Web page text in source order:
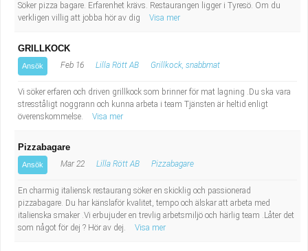
Lärare i gymnasiet
Söker pizza bagare. Erfarenhet krävs. Restaurangen ligger i Tyresö. Om du
verkligen villig att jobba hör av dig
Visa mer
GRILLKOCK
Ansök Feb 16 Lilla Rött AB Grillkock, snabbmat
Vi söker erfaren och driven grillkock som brinner för mat lagning .Du ska vara
stresståligt noggrann och kunna arbeta i team Tjänsten är heltid enligt
överenskommelse.
Visa mer
Pizzabagare
Ansök Mar 22 Lilla Rött AB Pizzabagare
En charmig italiensk restaurang söker en skicklig och passionerad
pizzabagare. Du har känslaför kvalitet, tempo och älskar att arbeta med
italienska smaker .Vi erbujuder en trevlig arbetsmiljö och härlig team .Låter det
som något för dej ? Hör av dej.
Visa mer